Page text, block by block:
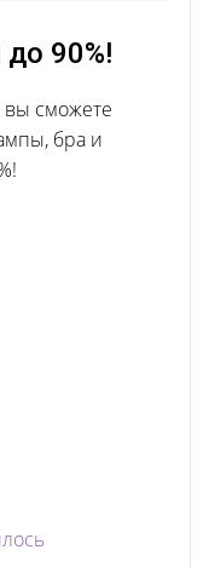
90%!
вы сможете
бра и